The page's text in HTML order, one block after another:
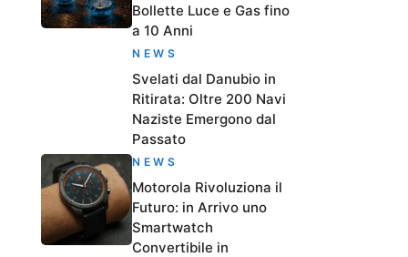
Bollette Luce e Gas fino
a 10 Anni
NEWS
Svelati dal Danubio in
Ritirata: Oltre 200 Navi
Naziste Emergono dal
Passato
NEWS
Motorola Rivoluziona il
Futuro: in Arrivo uno
Smartwatch
Convertibile in